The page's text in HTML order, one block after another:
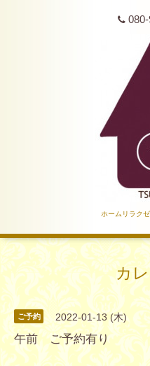
080-
ホームリラク
カ
ご予約 2022-01-13 (木)
午前 ご予約有り